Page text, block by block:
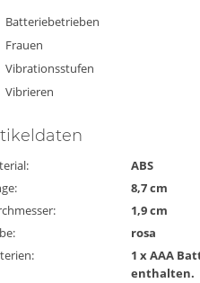
Batteriebetrieben
Frauen
Vibrationsstufen
Vibrieren
daten
ABS
8,7 cm
1,9 cm
rosa
1 x AAA
enthalten.